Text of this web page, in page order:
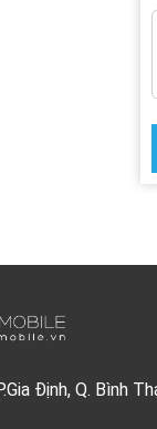
Định, Q. Bình